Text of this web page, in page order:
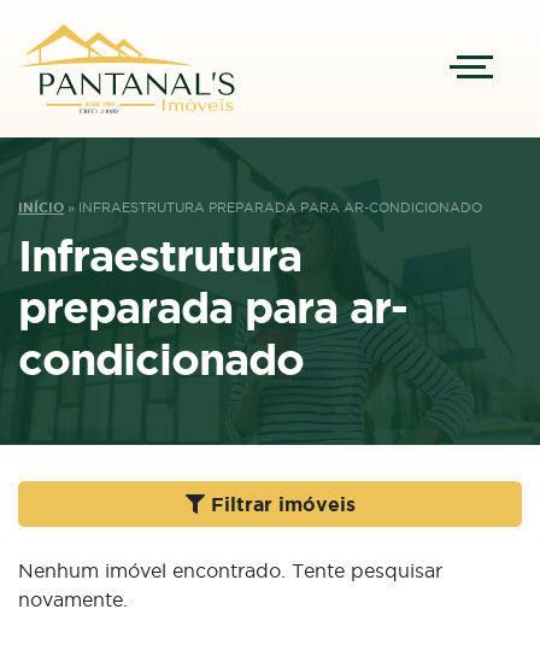
INÍCIO » INFRAESTRUTURA PREPARADA PARA AR-CONDICIONADO
Infraestrutura
preparada para ar-
condicionado
Nenhum imóvel encontrado. Tente pesquisar
novamente.
Filtrar imóveis